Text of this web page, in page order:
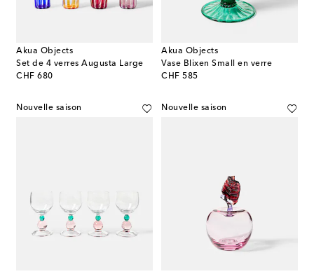
Akua Objects
Set de 4 verres Augusta Large
CHF 680
original price
Akua Objects
Vase Blixen Small en verre
CHF 585
original price
Nouvelle saison Nouvelle saison